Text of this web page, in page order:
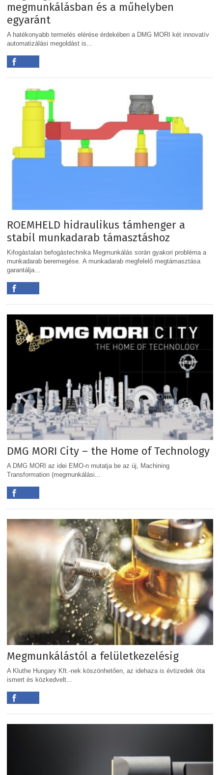
megmunkálásban és a műhelyben
egyaránt
A hatékonyabb termelés elérése érdekében a DMG MORI két innovatív
automatizálási megoldást is...
ROEMHELD hidraulikus támhenger a
stabil munkadarab támasztáshoz
Kifogástalan befogástechnika Megmunkálás során gyakori probléma a
munkadarab beremegése. A munkadarab megfelelő megtámasztása
garantálja...
DMG MORI City – the Home of Technology
A DMG MORI az idei EMO-n mutatja be az új, Machining
Transformation (megmunkálási...
Megmunkálástól a felületkezelésig
A Kluthe Hungary Kft.-nek köszönhetően, az idehaza is évtizedek óta
ismert és közkedvelt...